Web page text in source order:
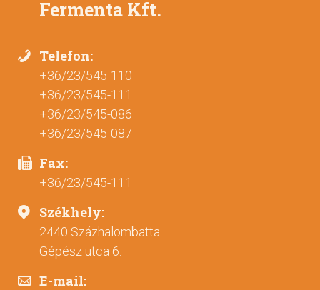
Fermenta Kft.
Telefon:
+36/23/545-110
+36/23/545-111
+36/23/545-086
+36/23/545-087
Fax:
+36/23/545-111
Székhely:
2440 Százhalombatta
Gépész utca 6.
E-mail: